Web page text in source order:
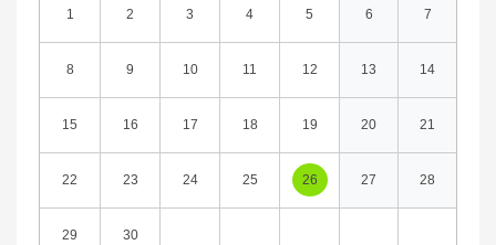
1 2 3 4 5 6 7
8 9 10 11 12 13 14
15 16 17 18 19 20 21
22 23 24 25 26 27 28
29 30